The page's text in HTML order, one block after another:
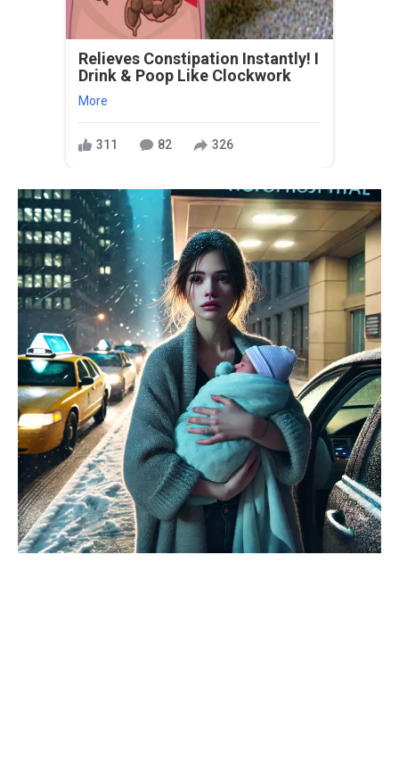
Relieves Constipation Instantly! I
Drink & Poop Like Clockwork
More
311 82 326